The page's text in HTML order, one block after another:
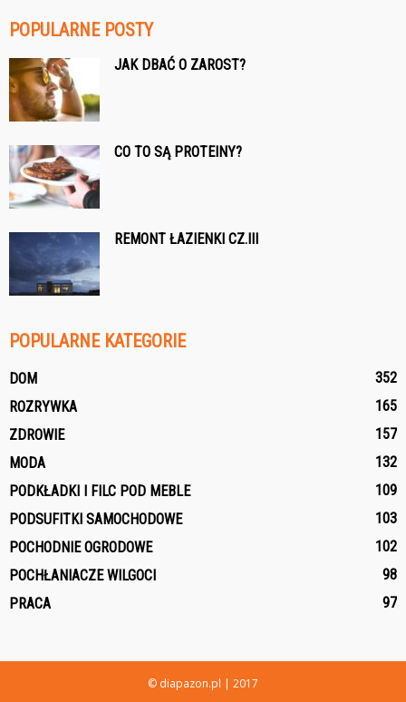
POPULARNE POSTY
JAK DBAĆ O ZAROST?
CO TO SĄ PROTEINY?
REMONT ŁAZIENKI CZ.III
POPULARNE KATEGORIE
DOM
352
ROZRYWKA
165
ZDROWIE
157
MODA
132
PODKŁADKI I FILC POD MEBLE
109
PODSUFITKI SAMOCHODOWE
103
POCHODNIE OGRODOWE
102
POCHŁANIACZE WILGOCI
98
PRACA
97
© diapazon.pl | 2017